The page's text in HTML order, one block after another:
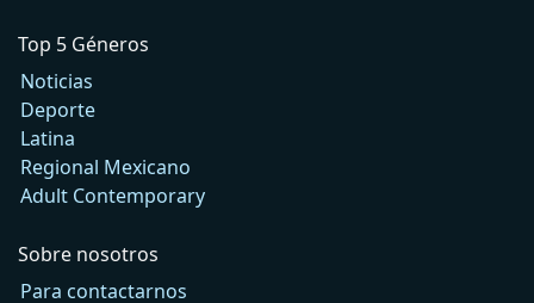
Top 5 Géneros
Noticias
Deporte
Latina
Regional Mexicano
Adult Contemporary
Sobre nosotros
Para contactarnos